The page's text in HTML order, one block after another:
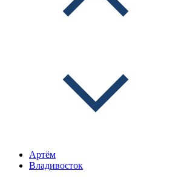
Артём
Владивосток